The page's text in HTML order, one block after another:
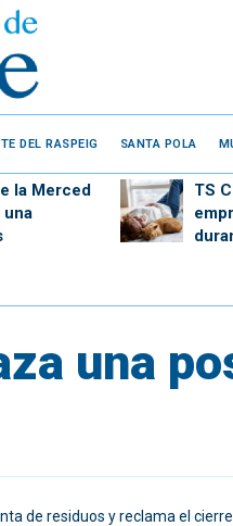
DEL RASPEIG SANTA POLA
la Merced
TS
una
de residuos y reclama el